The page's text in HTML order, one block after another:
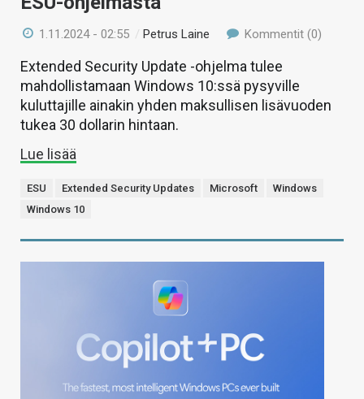
1.11.2024 - 02:55 /Petrus Laine Kommentit (0)
Extended Security Update -ohjelma tulee
mahdollistamaan Windows 10:ssä pysyville
kuluttajille ainakin yhden maksullisen lisävuoden
tukea 30 dollarin hintaan.
Lue lisää
ESU Extended Security Updates Microsoft
Windows
Windows 10